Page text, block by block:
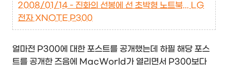
2008/01/14 - 진화의 선봉에 선 초박형 노트북... LG
전자 XNOTE P300
얼마전 P300에 대한 포스트를 공개했는데 하필 해당 포스
트를 공개한 즈음에 MacWorld가 열리면서 P300보다